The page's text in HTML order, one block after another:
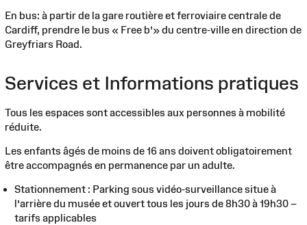
En bus: à partir de la gare routière et ferroviaire centrale de
Cardiff, prendre le bus « Free b’» du centre-ville en direction de
Greyfriars Road.
Services et Informations pratiques
Tous les espaces sont accessibles aux personnes à mobilité
réduite.
Les enfants âgés de moins de 16 ans doivent obligatoirement
être accompagnés en permanence par un adulte.
Stationnement : Parking sous vidéo-surveillance situe à
l’arrière du musée et ouvert tous les jours de 8h30 à 19h30 –
tarifs applicables